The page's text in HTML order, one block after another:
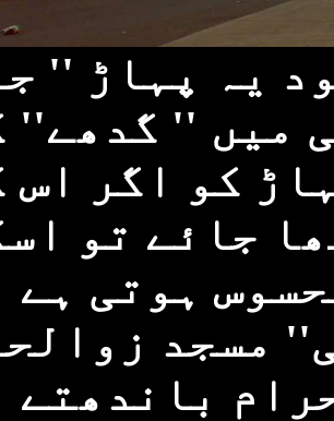
یہ پہاڑ ''
میں '' گدھے''
کو اگر اس
جائے تو
ہوتی ہے
مسجد
باندھتے